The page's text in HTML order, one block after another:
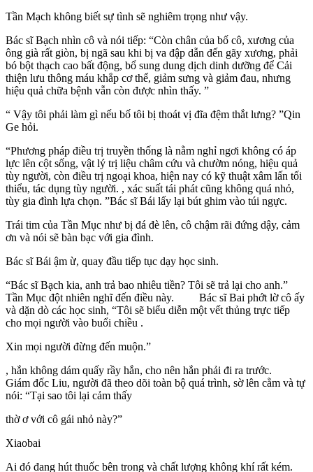
Tần Mạch không biết sự tình sẽ nghiêm trọng như vậy.
Bác sĩ Bạch nhìn cô và nói tiếp: “Còn chân của bố cô, xương của
ông già rất giòn, bị ngã sau khi bị va đập dẫn đến gãy xương, phải
bó bột thạch cao bất động, bổ sung dung dịch dinh dưỡng để Cải
thiện lưu thông máu khắp cơ thể, giảm sưng và giảm đau, nhưng
hiệu quả chữa bệnh vẫn còn được nhìn thấy. ”
“ Vậy tôi phải làm gì nếu bố tôi bị thoát vị đĩa đệm thắt lưng? ”Qin
Ge hỏi.
“Phương pháp điều trị truyền thống là nằm nghỉ ngơi không có áp
lực lên cột sống, vật lý trị liệu châm cứu và chườm nóng, hiệu quả
tùy người, còn điều trị ngoại khoa, hiện nay có kỹ thuật xâm lấn tối
thiểu, tác dụng tùy người. , xác suất tái phát cũng không quá nhỏ,
tùy gia đình lựa chọn. ”Bác sĩ Bái lấy lại bút ghim vào túi ngực.
Trái tim của Tần Mục như bị đá đè lên, cô chậm rãi đứng dậy, cảm
ơn và nói sẽ bàn bạc với gia đình.
Bác sĩ Bái ậm ừ, quay đầu tiếp tục dạy học sinh.
“Bác sĩ Bạch kia, anh trả bao nhiêu tiền? Tôi sẽ trả lại cho anh.”
Tần Mục đột nhiên nghĩ đến điều này. Bác sĩ Bai phớt lờ cô ấy
và dặn dò các học sinh, “Tôi sẽ biểu diễn một vết thủng trực tiếp
cho mọi người vào buổi chiều .
Xin mọi người đừng đến muộn.”
, hắn không dám quấy rầy hắn, cho nên hắn phải đi ra trước.
Giám đốc Liu, người đã theo dõi toàn bộ quá trình, sờ lên cằm và tự
nói: “Tại sao tôi lại cảm thấy
thờ ơ với cô gái nhỏ này?”
Xiaobai
Ai đó đang hút thuốc bên trong và chất lượng không khí rất kém.